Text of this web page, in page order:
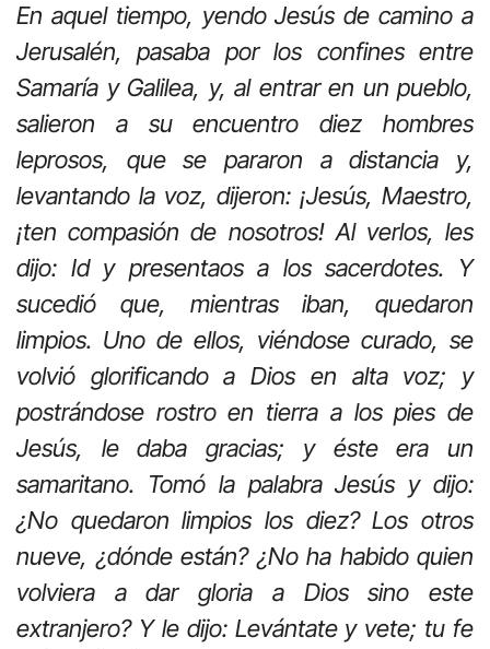
En aquel tiempo, yendo Jesús de camino a
Jerusalén, pasaba por los confines entre
Samaría y Galilea, y, al entrar en un pueblo,
salieron a su encuentro diez hombres
leprosos, que se pararon a distancia y,
levantando la voz, dijeron: ¡Jesús, Maestro,
¡ten compasión de nosotros! Al verlos, les
dijo: Id y presentaos a los sacerdotes. Y
sucedió que, mientras iban, quedaron
limpios. Uno de ellos, viéndose curado, se
volvió glorificando a Dios en alta voz; y
postrándose rostro en tierra a los pies de
Jesús, le daba gracias; y éste era un
samaritano. Tomó la palabra Jesús y dijo:
¿No quedaron limpios los diez? Los otros
nueve, ¿dónde están? ¿No ha habido quien
volviera a dar gloria a Dios sino este
extranjero? Y le dijo: Levántate y vete; tu fe